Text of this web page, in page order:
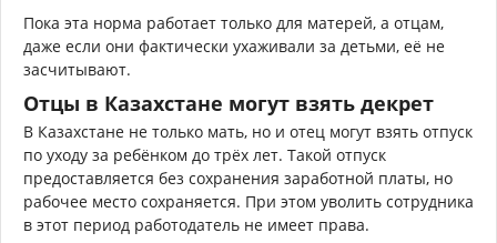
Пока эта норма работает только для матерей, а отцам,
даже если они фактически ухаживали за детьми, её не
засчитывают.
Отцы в Казахстане могут взять декрет
В Казахстане не только мать, но и отец могут взять отпуск
по уходу за ребёнком до трёх лет. Такой отпуск
предоставляется без сохранения заработной платы, но
рабочее место сохраняется. При этом уволить сотрудника
в этот период работодатель не имеет права.